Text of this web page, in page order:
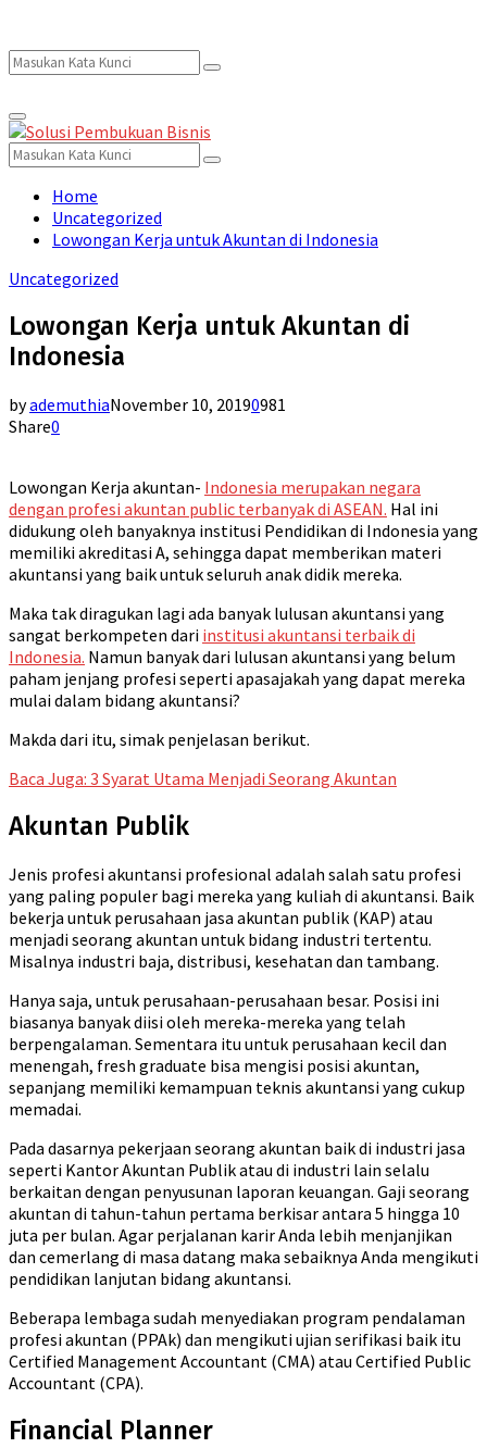
Search
for:
Search
Primary
Menu
Search
for:
Search
Home
Uncategorized
Lowongan Kerja untuk Akuntan di Indonesia
Uncategorized
Lowongan Kerja untuk Akuntan di
Indonesia
byademuthiaNovember 10, 20190981
Share0
Lowongan Kerja akuntan- Indonesia merupakan negara
dengan profesi akuntan public terbanyak di ASEAN. Hal ini
didukung oleh banyaknya institusi Pendidikan di Indonesia yang
memiliki akreditasi A, sehingga dapat memberikan materi
akuntansi yang baik untuk seluruh anak didik mereka.
Maka tak diragukan lagi ada banyak lulusan akuntansi yang
sangat berkompeten dari institusi akuntansi terbaik di
Indonesia. Namun banyak dari lulusan akuntansi yang belum
paham jenjang profesi seperti apasajakah yang dapat mereka
mulai dalam bidang akuntansi?
Makda dari itu, simak penjelasan berikut.
Baca Juga: 3 Syarat Utama Menjadi Seorang Akuntan
Akuntan Publik
Jenis profesi akuntansi profesional adalah salah satu profesi
yang paling populer bagi mereka yang kuliah di akuntansi. Baik
bekerja untuk perusahaan jasa akuntan publik (KAP) atau
menjadi seorang akuntan untuk bidang industri tertentu.
Misalnya industri baja, distribusi, kesehatan dan tambang.
Hanya saja, untuk perusahaan-perusahaan besar. Posisi ini
biasanya banyak diisi oleh mereka-mereka yang telah
berpengalaman. Sementara itu untuk perusahaan kecil dan
menengah, fresh graduate bisa mengisi posisi akuntan,
sepanjang memiliki kemampuan teknis akuntansi yang cukup
memadai.
Pada dasarnya pekerjaan seorang akuntan baik di industri jasa
seperti Kantor Akuntan Publik atau di industri lain selalu
berkaitan dengan penyusunan laporan keuangan. Gaji seorang
akuntan di tahun-tahun pertama berkisar antara 5 hingga 10
juta per bulan. Agar perjalanan karir Anda lebih menjanjikan
dan cemerlang di masa datang maka sebaiknya Anda mengikuti
pendidikan lanjutan bidang akuntansi.
Beberapa lembaga sudah menyediakan program pendalaman
profesi akuntan (PPAk) dan mengikuti ujian serifikasi baik itu
Certified Management Accountant (CMA) atau Certified Public
Accountant (CPA).
Financial Planner